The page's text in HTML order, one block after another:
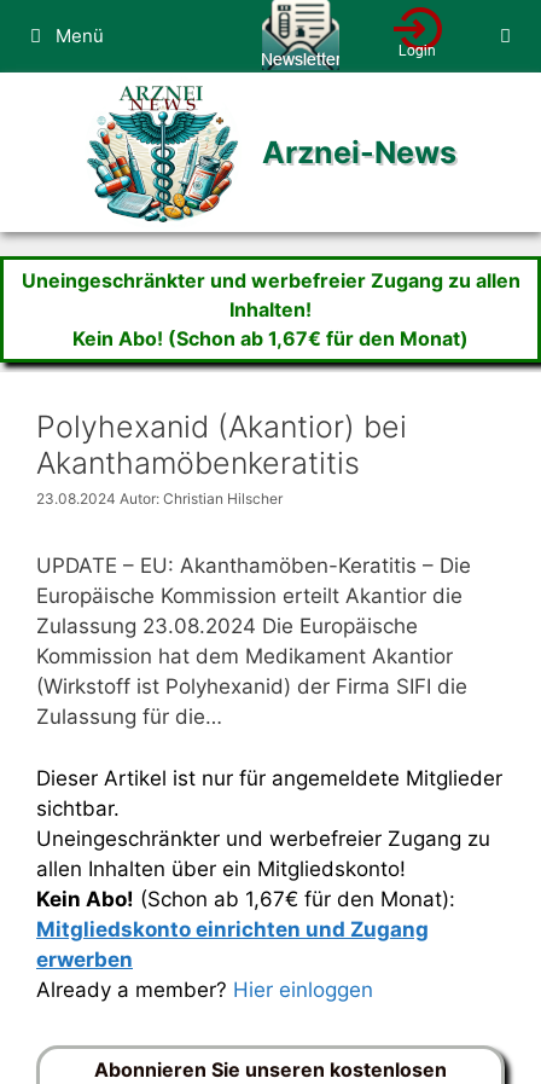
Inhalt
springen
Menü
Arznei-News
Uneingeschränkter und werbefreier Zugang zu allen
Inhalten!
Kein Abo! (Schon ab 1,67€ für den Monat)
Polyhexanid (Akantior) bei
Akanthamöbenkeratitis
23.08.2024 Autor: Christian Hilscher
UPDATE – EU: Akanthamöben-Keratitis – Die
Europäische Kommission erteilt Akantior die
Zulassung 23.08.2024 Die Europäische
Kommission hat dem Medikament Akantior
(Wirkstoff ist Polyhexanid) der Firma SIFI die
Zulassung für die…
Dieser Artikel ist nur für angemeldete Mitglieder
sichtbar.
Uneingeschränkter und werbefreier Zugang zu
allen Inhalten über ein Mitgliedskonto!
Kein Abo! (Schon ab 1,67€ für den Monat):
Mitgliedskonto einrichten und Zugang
erwerben
Already a member? Hier einloggen
Abonnieren Sie unseren kostenlosen